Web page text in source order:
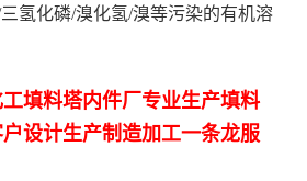
氢化磷/溴化氢/溴等污染的有机溶
填料塔内件厂专业生产填料
设计生产制造加工一条龙服